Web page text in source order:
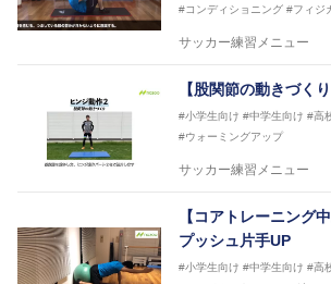
#コンディショニング #フィジ
サッカー練習メニュー
【股関節の動きづく
#小学生向け #中学生向け #高
#ウォーミングアップ
サッカー練習メニュー
【コアトレーニング
プッシュ片手UP
#小学生向け #中学生向け #高